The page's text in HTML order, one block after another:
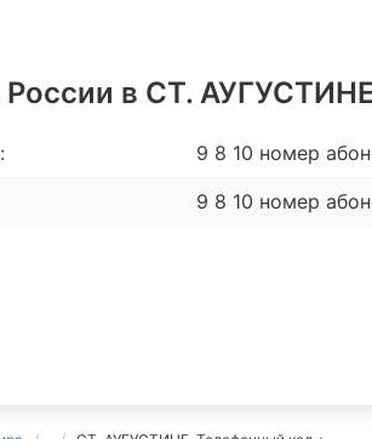
России в СТ.
9 8 10 номер
9 8 10 номер